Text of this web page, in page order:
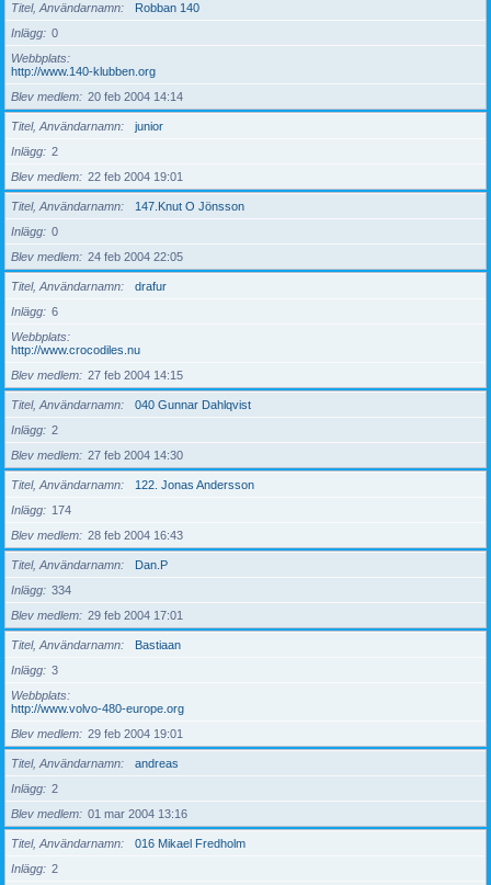
Titel, Användarnamn
Robban 140
Inlägg
0
Webbplats
http://www.140-klubben.org
Blev medlem
20 feb 2004 14:14
Titel, Användarnamn
junior
Inlägg
2
Blev medlem
22 feb 2004 19:01
Titel, Användarnamn
147.Knut O Jönsson
Inlägg
0
Blev medlem
24 feb 2004 22:05
Titel, Användarnamn
drafur
Inlägg
6
Webbplats
http://www.crocodiles.nu
Blev medlem
27 feb 2004 14:15
Titel, Användarnamn
040 Gunnar Dahlqvist
Inlägg
2
Blev medlem
27 feb 2004 14:30
Titel, Användarnamn
122. Jonas Andersson
Inlägg
174
Blev medlem
28 feb 2004 16:43
Titel, Användarnamn
Dan.P
Inlägg
334
Blev medlem
29 feb 2004 17:01
Titel, Användarnamn
Bastiaan
Inlägg
3
Webbplats
http://www.volvo-480-europe.org
Blev medlem
29 feb 2004 19:01
Titel, Användarnamn
andreas
Inlägg
2
Blev medlem
01 mar 2004 13:16
Titel, Användarnamn
016 Mikael Fredholm
Inlägg
2